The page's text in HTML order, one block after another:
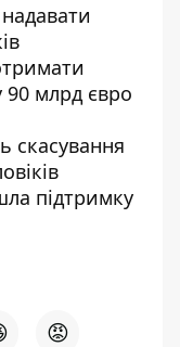
млрд євро
скасування
підтримку
😡